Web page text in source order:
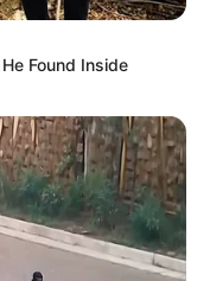
Found Inside